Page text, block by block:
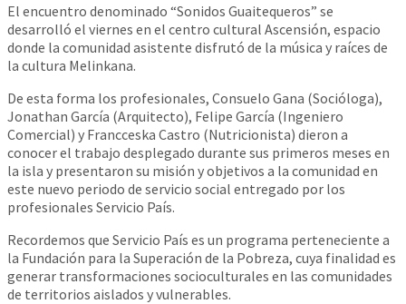
El encuentro denominado “Sonidos Guaitequeros” se
desarrolló el viernes en el centro cultural Ascensión, espacio
donde la comunidad asistente disfrutó de la música y raíces de
la cultura Melinkana.
De esta forma los profesionales, Consuelo Gana (Socióloga),
Jonathan García (Arquitecto), Felipe García (Ingeniero
Comercial) y Francceska Castro (Nutricionista) dieron a
conocer el trabajo desplegado durante sus primeros meses en
la isla y presentaron su misión y objetivos a la comunidad en
este nuevo periodo de servicio social entregado por los
profesionales Servicio País.
Recordemos que Servicio País es un programa perteneciente a
la Fundación para la Superación de la Pobreza, cuya finalidad es
generar transformaciones socioculturales en las comunidades
de territorios aislados y vulnerables.